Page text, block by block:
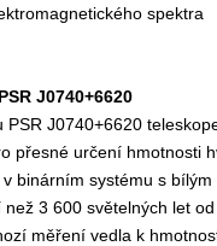
spektra
PSR J0740+6620
PSR J0740+6620
přesné určení hmotnosti
binárním systému s
3 600 světelných let
měření vedla k